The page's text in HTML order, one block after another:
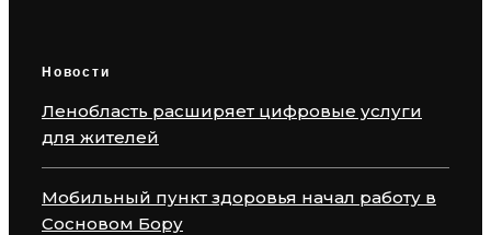
Новости
Ленобласть расширяет цифровые услуги
для жителей
Мобильный пункт здоровья начал работу в
Сосновом Бору